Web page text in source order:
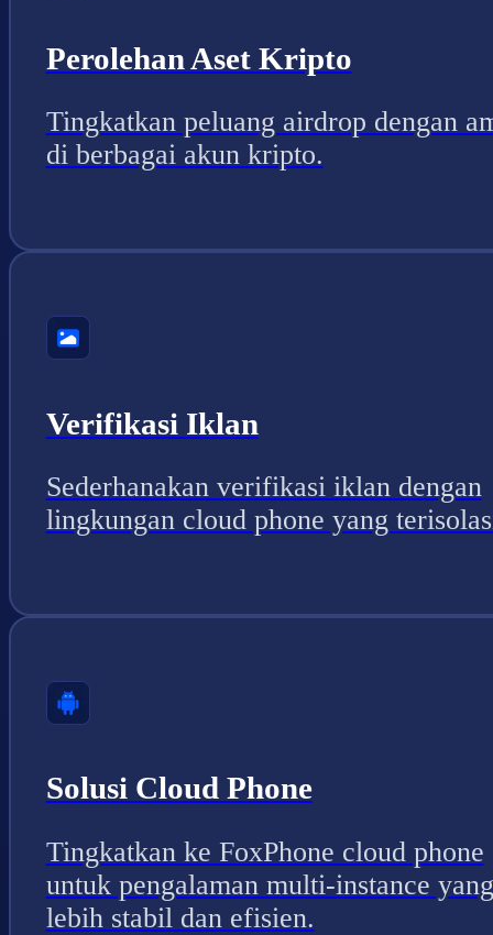
Perolehan Aset Kripto
Tingkatkan peluang airdrop dengan
di berbagai akun kripto.
Verifikasi Iklan
Sederhanakan verifikasi iklan dengan
lingkungan cloud phone yang
Solusi Cloud Phone
Tingkatkan ke FoxPhone cloud phone
untuk pengalaman multi-instance yang
lebih stabil dan efisien.